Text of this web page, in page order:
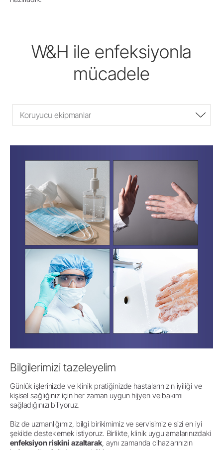
W&H ile enfeksiyonla
mücadele
Koruyucu ekipmanlar
Bilgilerimizi tazeleyelim
Günlük işlerinizde ve klinik pratiğinizde hastalarınızın iyiliği ve
kişisel sağlığınız için her zaman uygun hijyen ve bakımı
sağladığınızı biliyoruz.
Biz de uzmanlığımız, bilgi birikimimiz ve servisimizle sizi en iyi
şekilde desteklemek istiyoruz. Birlikte, klinik uygulamalarınızdaki
enfeksiyon riskini azaltarak, aynı zamanda cihazlarınızın